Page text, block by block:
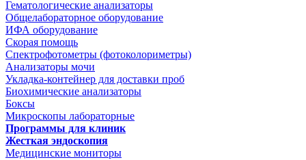
Гематологические анализаторы
Общелабораторное оборудование
ИФА оборудование
Скорая помощь
Спектрофотометры (фотоколориметры)
Анализаторы мочи
Укладка-контейнер для доставки проб
Биохимические анализаторы
Боксы
Микроскопы лабораторные
Программы для клиник
Жесткая эндоскопия
Медицинские мониторы